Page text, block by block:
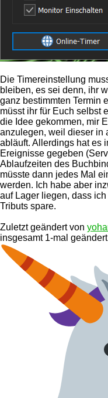
Die Timereinstellung
bleiben, es sei denn, ihr
ganz bestimmten Termin
müsst ihr für Euch selbst
die Idee gekommen, mir
anzulegen, weil dieser in
abläuft. Allerdings hat es
Ereignisse gegeben
Ablaufzeiten des
müsste dann jedes Mal
werden. Ich habe aber
auf Lager liegen, dass
Tributs spare.
Zuletzt geändert von
insgesamt 1-mal